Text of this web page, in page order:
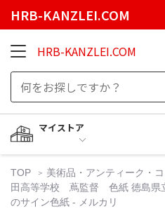
HRB-KANZLEI.COM
HRB-KANZLEI.COM
マイストア
TOP 美術品・アンティーク・
田高等学校 蔦監督 色紙 徳島県
のサイン色紙 - メルカリ